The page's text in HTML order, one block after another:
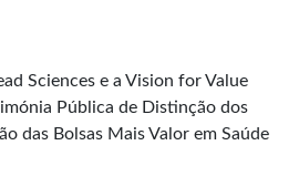
Sciences e a Vision for Value
Pública de Distinção dos
das Bolsas Mais Valor em Saúde